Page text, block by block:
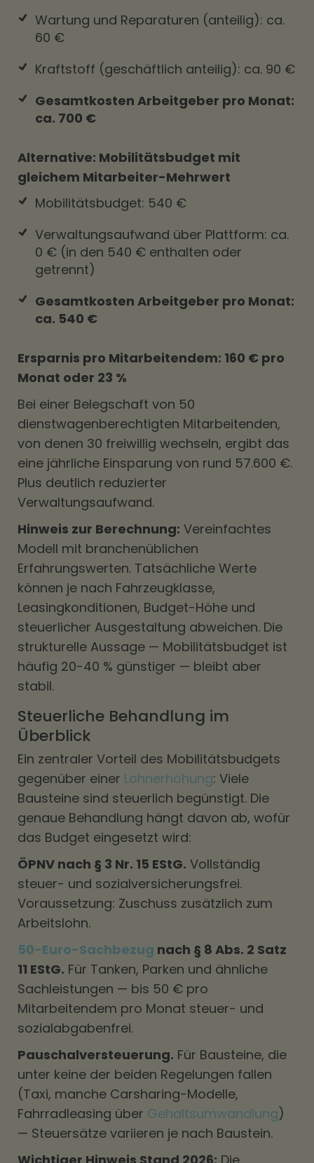
Wartung und Reparaturen (anteilig): ca.
60 €
Kraftstoff (geschäftlich anteilig): ca. 90 €
Gesamtkosten Arbeitgeber pro Monat:
ca. 700 €
Alternative: Mobilitätsbudget mit
gleichem Mitarbeiter-Mehrwert
Mobilitätsbudget: 540 €
Verwaltungsaufwand über Plattform: ca.
0 € (in den 540 € enthalten oder
getrennt)
Gesamtkosten Arbeitgeber pro Monat:
ca. 540 €
Ersparnis pro Mitarbeitendem: 160 € pro
Monat oder 23 %
Bei einer Belegschaft von 50
dienstwagenberechtigten Mitarbeitenden,
von denen 30 freiwillig wechseln, ergibt das
eine jährliche Einsparung von rund 57.600 €.
Plus deutlich reduzierter
Verwaltungsaufwand.
Hinweis zur Berechnung: Vereinfachtes
Modell mit branchenüblichen
Erfahrungswerten. Tatsächliche Werte
können je nach Fahrzeugklasse,
Leasingkonditionen, Budget-Höhe und
steuerlicher Ausgestaltung abweichen. Die
strukturelle Aussage — Mobilitätsbudget ist
häufig 20-40 % günstiger — bleibt aber
stabil.
Steuerliche Behandlung im
Überblick
Ein zentraler Vorteil des Mobilitätsbudgets
gegenüber einer Lohnerhöhung: Viele
Bausteine sind steuerlich begünstigt. Die
genaue Behandlung hängt davon ab, wofür
das Budget eingesetzt wird:
ÖPNV nach § 3 Nr. 15 EStG. Vollständig
steuer- und sozialversicherungsfrei.
Voraussetzung: Zuschuss zusätzlich zum
Arbeitslohn.
50-Euro-Sachbezug nach § 8 Abs. 2 Satz
11 EStG. Für Tanken, Parken und ähnliche
Sachleistungen — bis 50 € pro
Mitarbeitendem pro Monat steuer- und
sozialabgabenfrei.
Pauschalversteuerung. Für Bausteine, die
unter keine der beiden Regelungen fallen
(Taxi, manche Carsharing-Modelle,
Fahrradleasing über Gehaltsumwandlung)
— Steuersätze variieren je nach Baustein.